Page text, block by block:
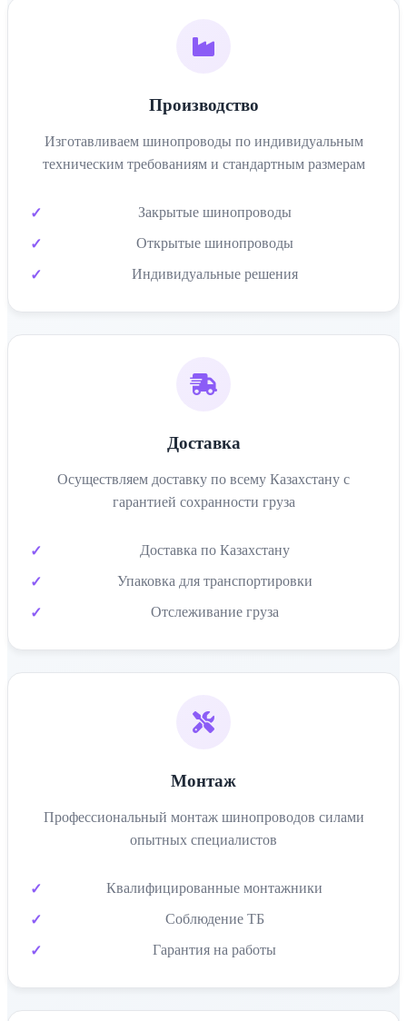
Производство
Изготавливаем шинопроводы по индивидуальным
техническим требованиям и стандартным размерам
Закрытые шинопроводы
Открытые шинопроводы
Индивидуальные решения
Доставка
Осуществляем доставку по всему Казахстану с
гарантией сохранности груза
Доставка по Казахстану
Упаковка для транспортировки
Отслеживание груза
Монтаж
Профессиональный монтаж шинопроводов силами
опытных специалистов
Квалифицированные монтажники
Соблюдение ТБ
Гарантия на работы